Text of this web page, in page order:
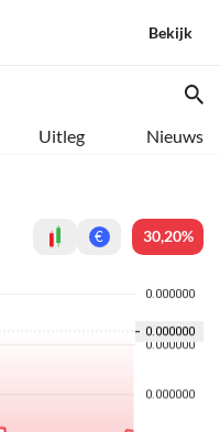
Bekijk
Uitleg Nieuws
€ 30,20%